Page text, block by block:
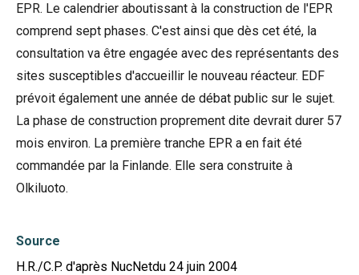
EPR. Le calendrier aboutissant à la construction de l'EPR
comprend sept phases. C'est ainsi que dès cet été, la
consultation va être engagée avec des représentants des
sites susceptibles d'accueillir le nouveau réacteur. EDF
prévoit également une année de débat public sur le sujet.
La phase de construction proprement dite devrait durer 57
mois environ. La première tranche EPR a en fait été
commandée par la Finlande. Elle sera construite à
Olkiluoto.
Source
H.R./C.P. d'après NucNetdu 24 juin 2004